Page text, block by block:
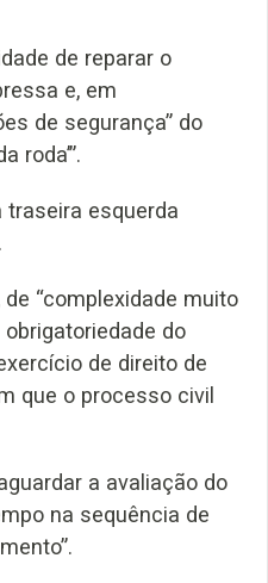
de reparar o
e, em
de segurança” do
roda’”.
traseira esquerda
“complexidade muito
do
de direito de
que o processo civil
a avaliação do
na sequência de